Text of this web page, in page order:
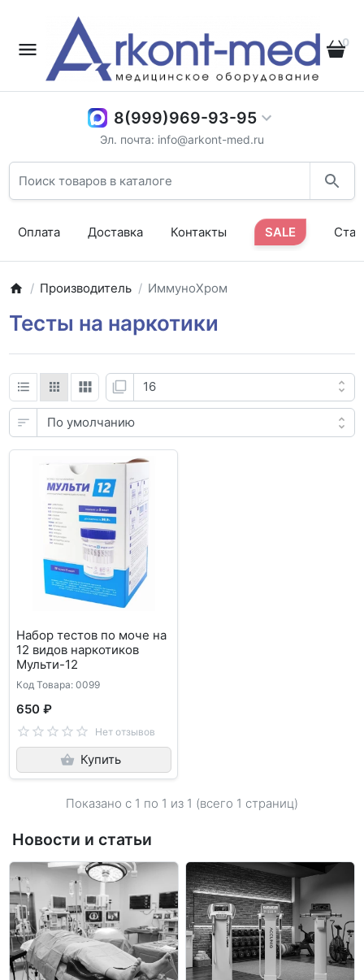
0
8(999)969-93-95
Эл. почта: info@arkont-med.ru
Оплата Доставка Контакты SALE
Производитель ИммуноХром
Тесты на наркотики
Набор тестов по моче на
12 видов наркотиков
Мульти-12
Код Товара: 0099
650 ₽
Нет отзывов
Купить
Показано с 1 по 1 из 1 (всего 1 страниц)
Новости и статьи